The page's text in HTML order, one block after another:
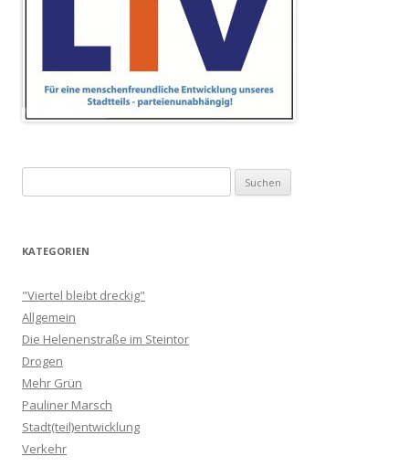
nach:
KATEGORIEN
"Viertel bleibt dreckig"
Allgemein
Die Helenenstraße im Steintor
Drogen
Mehr Grün
Pauliner Marsch
Stadt(teil)entwicklung
Verkehr